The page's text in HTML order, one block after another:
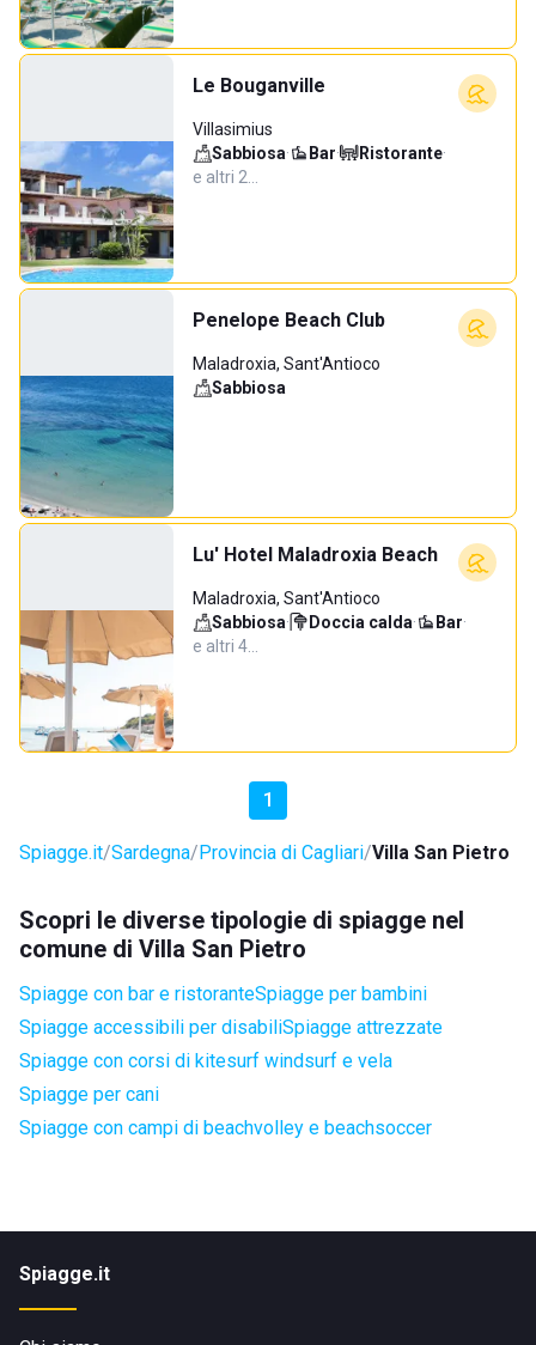
Le Bouganville
Villasimius
Sabbiosa· Bar· Ristorante·
e altri 2…
Penelope Beach Club
Maladroxia, Sant'Antioco
Sabbiosa
Lu' Hotel Maladroxia Beach
Maladroxia, Sant'Antioco
Sabbiosa· Doccia calda· Bar·
e altri 4…
1
Spiagge.it Sardegna Provincia di Cagliari Villa San Pietro
Scopri le diverse tipologie di spiagge nel
comune di Villa San Pietro
Spiagge con bar e ristoranteSpiagge per bambini
Spiagge accessibili per disabiliSpiagge attrezzate
Spiagge con corsi di kitesurf windsurf e vela
Spiagge per cani
Spiagge con campi di beachvolley e beachsoccer
Spiagge.it